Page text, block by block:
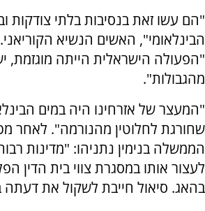
"הם עשו זאת בנסיבות בלתי צודקות
הבינלאומי", האשים הנשיא הקוריאני.
"הפעולה הישראלית הייתה מוגזמת,
מהגבולות".
"המעצר של אזרחינו היה במים
שחורגת לחלוטין מהנורמה". לאחר
הממשלה בנימין נתניהו: "מדינות
לעצור אותו במסגרת צווי בית הדין
בהאג. סיאול חייבת לשקול את דעתה